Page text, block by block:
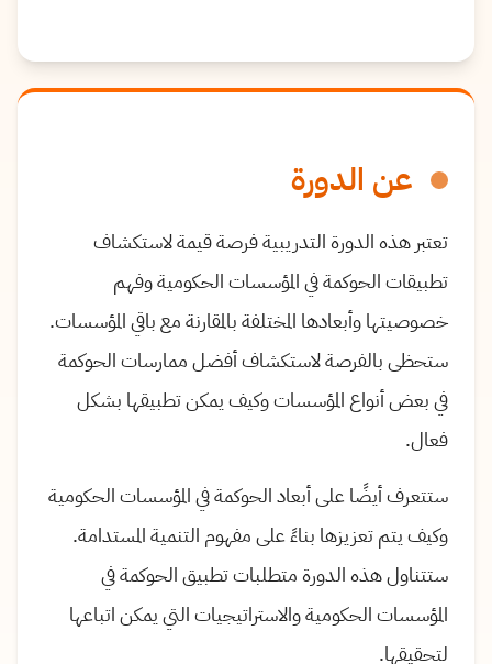
عن الدورة
تعتبر هذه الدورة التدريبية فرصة قيمة لاستكشاف
تطبيقات الحوكمة في المؤسسات الحكومية وفهم
خصوصيتها وأبعادها المختلفة بالمقارنة مع باقي المؤسسات.
ستحظى بالفرصة لاستكشاف أفضل ممارسات الحوكمة
في بعض أنواع المؤسسات وكيف يمكن تطبيقها بشكل
فعال.
ستتعرف أيضًا على أبعاد الحوكمة في المؤسسات الحكومية
وكيف يتم تعزيزها بناءً على مفهوم التنمية المستدامة.
ستتناول هذه الدورة متطلبات تطبيق الحوكمة في
المؤسسات الحكومية والاستراتيجيات التي يمكن اتباعها
لتحقيقها.